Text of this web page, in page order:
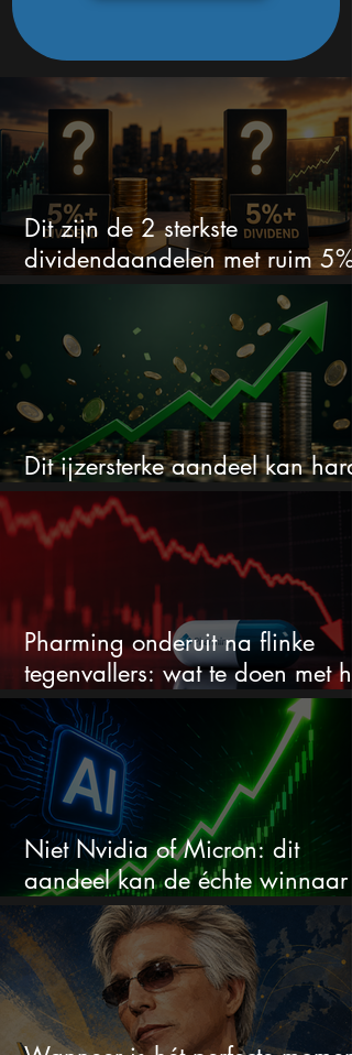
Dit zijn de 2 sterkste
dividendaandelen met ruim 5%
Dit ijzersterke aandeel kan hard
stijgen maar bijna niemand kijkt
Pharming onderuit na flinke
tegenvallers: wat te doen met
aandeel?
Niet Nvidia of Micron: dit
aandeel kan de échte winnaar
van de AI-race worden